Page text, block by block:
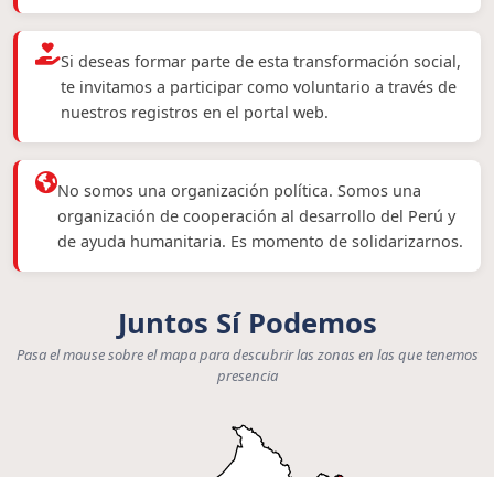
Si deseas formar parte de esta transformación social,
te invitamos a participar como voluntario a través de
nuestros registros en el portal web.
No somos una organización política. Somos una
organización de cooperación al desarrollo del Perú y
de ayuda humanitaria. Es momento de solidarizarnos.
Juntos Sí Podemos
Pasa el mouse sobre el mapa para descubrir las zonas en las que tenemos
presencia